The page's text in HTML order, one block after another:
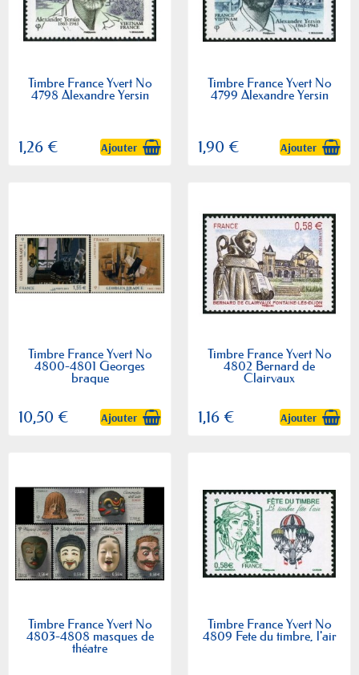
Timbre France Yvert No
4798 Alexandre Yersin
1,26 € Ajouter
Timbre France Yvert No
4799 Alexandre Yersin
1,90 € Ajouter
Timbre France Yvert No
4800-4801 Georges
braque
10,50 € Ajouter
Timbre France Yvert No
4802 Bernard de
Clairvaux
1,16 € Ajouter
Timbre France Yvert No
4803-4808 masques de
théatre
Timbre France Yvert No
4809 Fete du timbre, l'air